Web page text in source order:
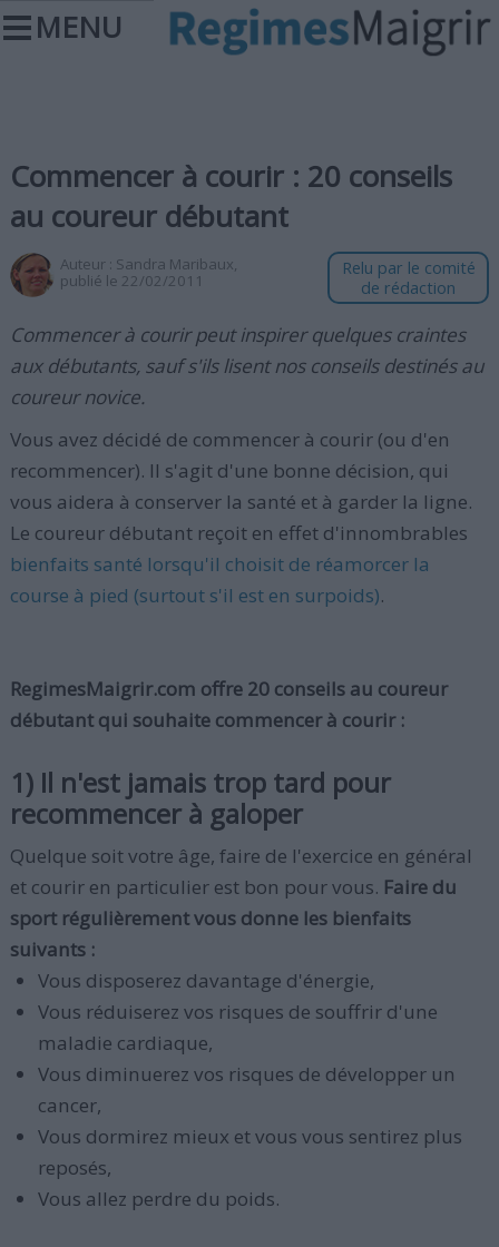
MENU
Commencer à courir : 20 conseils
au coureur débutant
Auteur : Sandra Maribaux,
publié le 22/02/2011
Relu par le comité
de rédaction
Commencer à courir peut inspirer quelques craintes
aux débutants, sauf s'ils lisent nos conseils destinés au
coureur novice.
Vous avez décidé de commencer à courir (ou d'en
recommencer). Il s'agit d'une bonne décision, qui
vous aidera à conserver la santé et à garder la ligne.
Le coureur débutant reçoit en effet d'innombrables
bienfaits santé lorsqu'il choisit de réamorcer la
course à pied (surtout s'il est en surpoids).
RegimesMaigrir.com offre 20 conseils au coureur
débutant qui souhaite commencer à courir :
1) Il n'est jamais trop tard pour
recommencer à galoper
Quelque soit votre âge, faire de l'exercice en général
et courir en particulier est bon pour vous. Faire du
sport régulièrement vous donne les bienfaits
suivants :
Vous disposerez davantage d'énergie,
Vous réduiserez vos risques de souffrir d'une
maladie cardiaque,
Vous diminuerez vos risques de développer un
cancer,
Vous dormirez mieux et vous vous sentirez plus
reposés,
Vous allez perdre du poids.